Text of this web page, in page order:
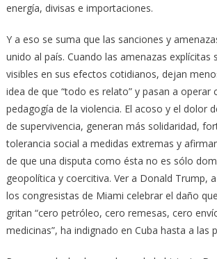
energía, divisas e importaciones.
Y a eso se suma que las sanciones y
unido al país. Cuando las amenazas explícitas
visibles en sus efectos cotidianos, dejan
idea de que “todo es relato” y pasan a operar
pedagogía de la violencia. El acoso y el dolor
de supervivencia, generan más solidaridad,
tolerancia social a medidas extremas y
de que una disputa como ésta no es sólo
geopolítica y coercitiva. Ver a Donald Trump,
los congresistas de Miami celebrar el daño
gritan “cero petróleo, cero remesas, cero
medicinas”, ha indignado en Cuba hasta a las